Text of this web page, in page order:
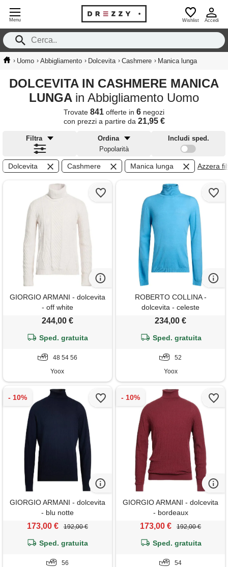
Menu Wishlist Accedi
› Uomo › Abbigliamento › Dolcevita › Cashmere › Manica lunga
DOLCEVITA IN CASHMERE MANICA
LUNGA in Abbigliamento Uomo
Trovate 841 offerte in 6 negozi
con prezzi a partire da 21,95 €
Filtra
Ordina
Popolarità
Includi sped.
Dolcevita Cashmere Manica lunga Azzera
GIORGIO ARMANI - dolcevita
- off white
244,00 €
Sped. gratuita
48 54 56
Yoox
ROBERTO COLLINA -
dolcevita - celeste
234,00 €
Sped. gratuita
52
Yoox
GIORGIO ARMANI - dolcevita
- blu notte
173,00 € 192,00 €
Sped. gratuita
56
GIORGIO ARMANI - dolcevita
- bordeaux
173,00 € 192,00 €
Sped. gratuita
54